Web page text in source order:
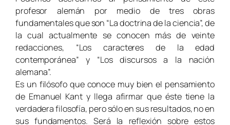
profesor alemán por medio de tres obras
fundamentales que son “La doctrina de la ciencia”, de
la cual actualmente se conocen más de veinte
redacciones, “Los caracteres de la edad
contemporánea” y “Los discursos a la nación
alemana”.
Es un filósofo que conoce muy bien el pensamiento
de Emanuel Kant y llega afirmar que éste tiene la
verdadera filosofía, pero sólo en sus resultados, no en
sus fundamentos. Será la reflexión sobre estos